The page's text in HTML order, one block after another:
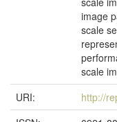
image
scale
scale
URI:
http://